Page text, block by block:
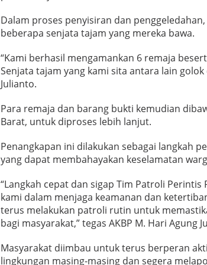
Dalam proses penyisiran dan
beberapa senjata tajam yang mereka bawa.
“Kami berhasil mengamankan 6 remaja
Senjata tajam yang kami sita antara lain
Julianto.
Para remaja dan barang bukti kemudian
Barat, untuk diproses lebih lanjut.
Penangkapan ini dilakukan sebagai langkah
yang dapat membahayakan keselamatan
“Langkah cepat dan sigap Tim Patroli
kami dalam menjaga keamanan dan
terus melakukan patroli rutin untuk
bagi masyarakat,” tegas AKBP M. Hari Agung
Masyarakat diimbau untuk terus berperan
lingkungan masing-masing dan segera